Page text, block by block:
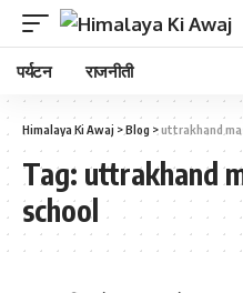
पर्यटन राजनीती
Himalaya Ki Awaj >Blog >uttrakhand
Tag: uttrakhand
school